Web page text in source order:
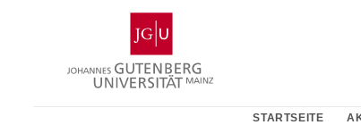
Gutenberg-
Universität
Mainz
STARTSEITE